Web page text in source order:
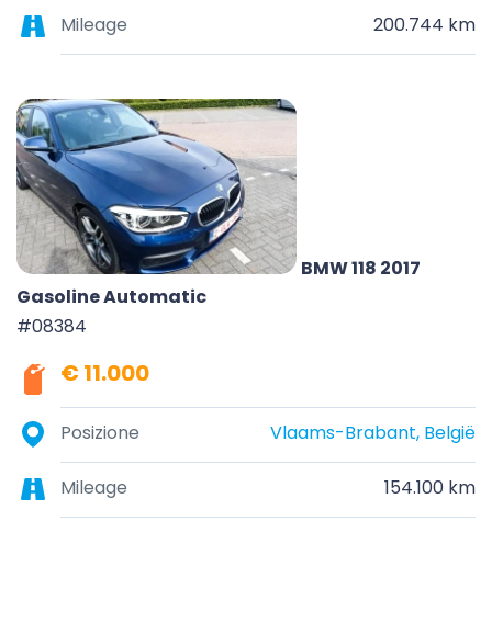
Mileage 200.744 km
BMW 118 2017
Gasoline Automatic
#08384
€ 11.000
Posizione Vlaams-Brabant, België
Mileage 154.100 km